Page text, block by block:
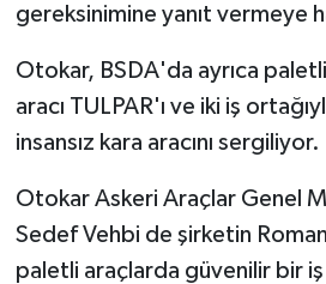
gereksinimine yanıt vermeye
Otokar, BSDA'da ayrıca paletli
aracı TULPAR'ı ve iki iş
insansız kara aracını sergiliyor.
Otokar Askeri Araçlar Genel
Sedef Vehbi de şirketin
paletli araçlarda güvenilir bir iş